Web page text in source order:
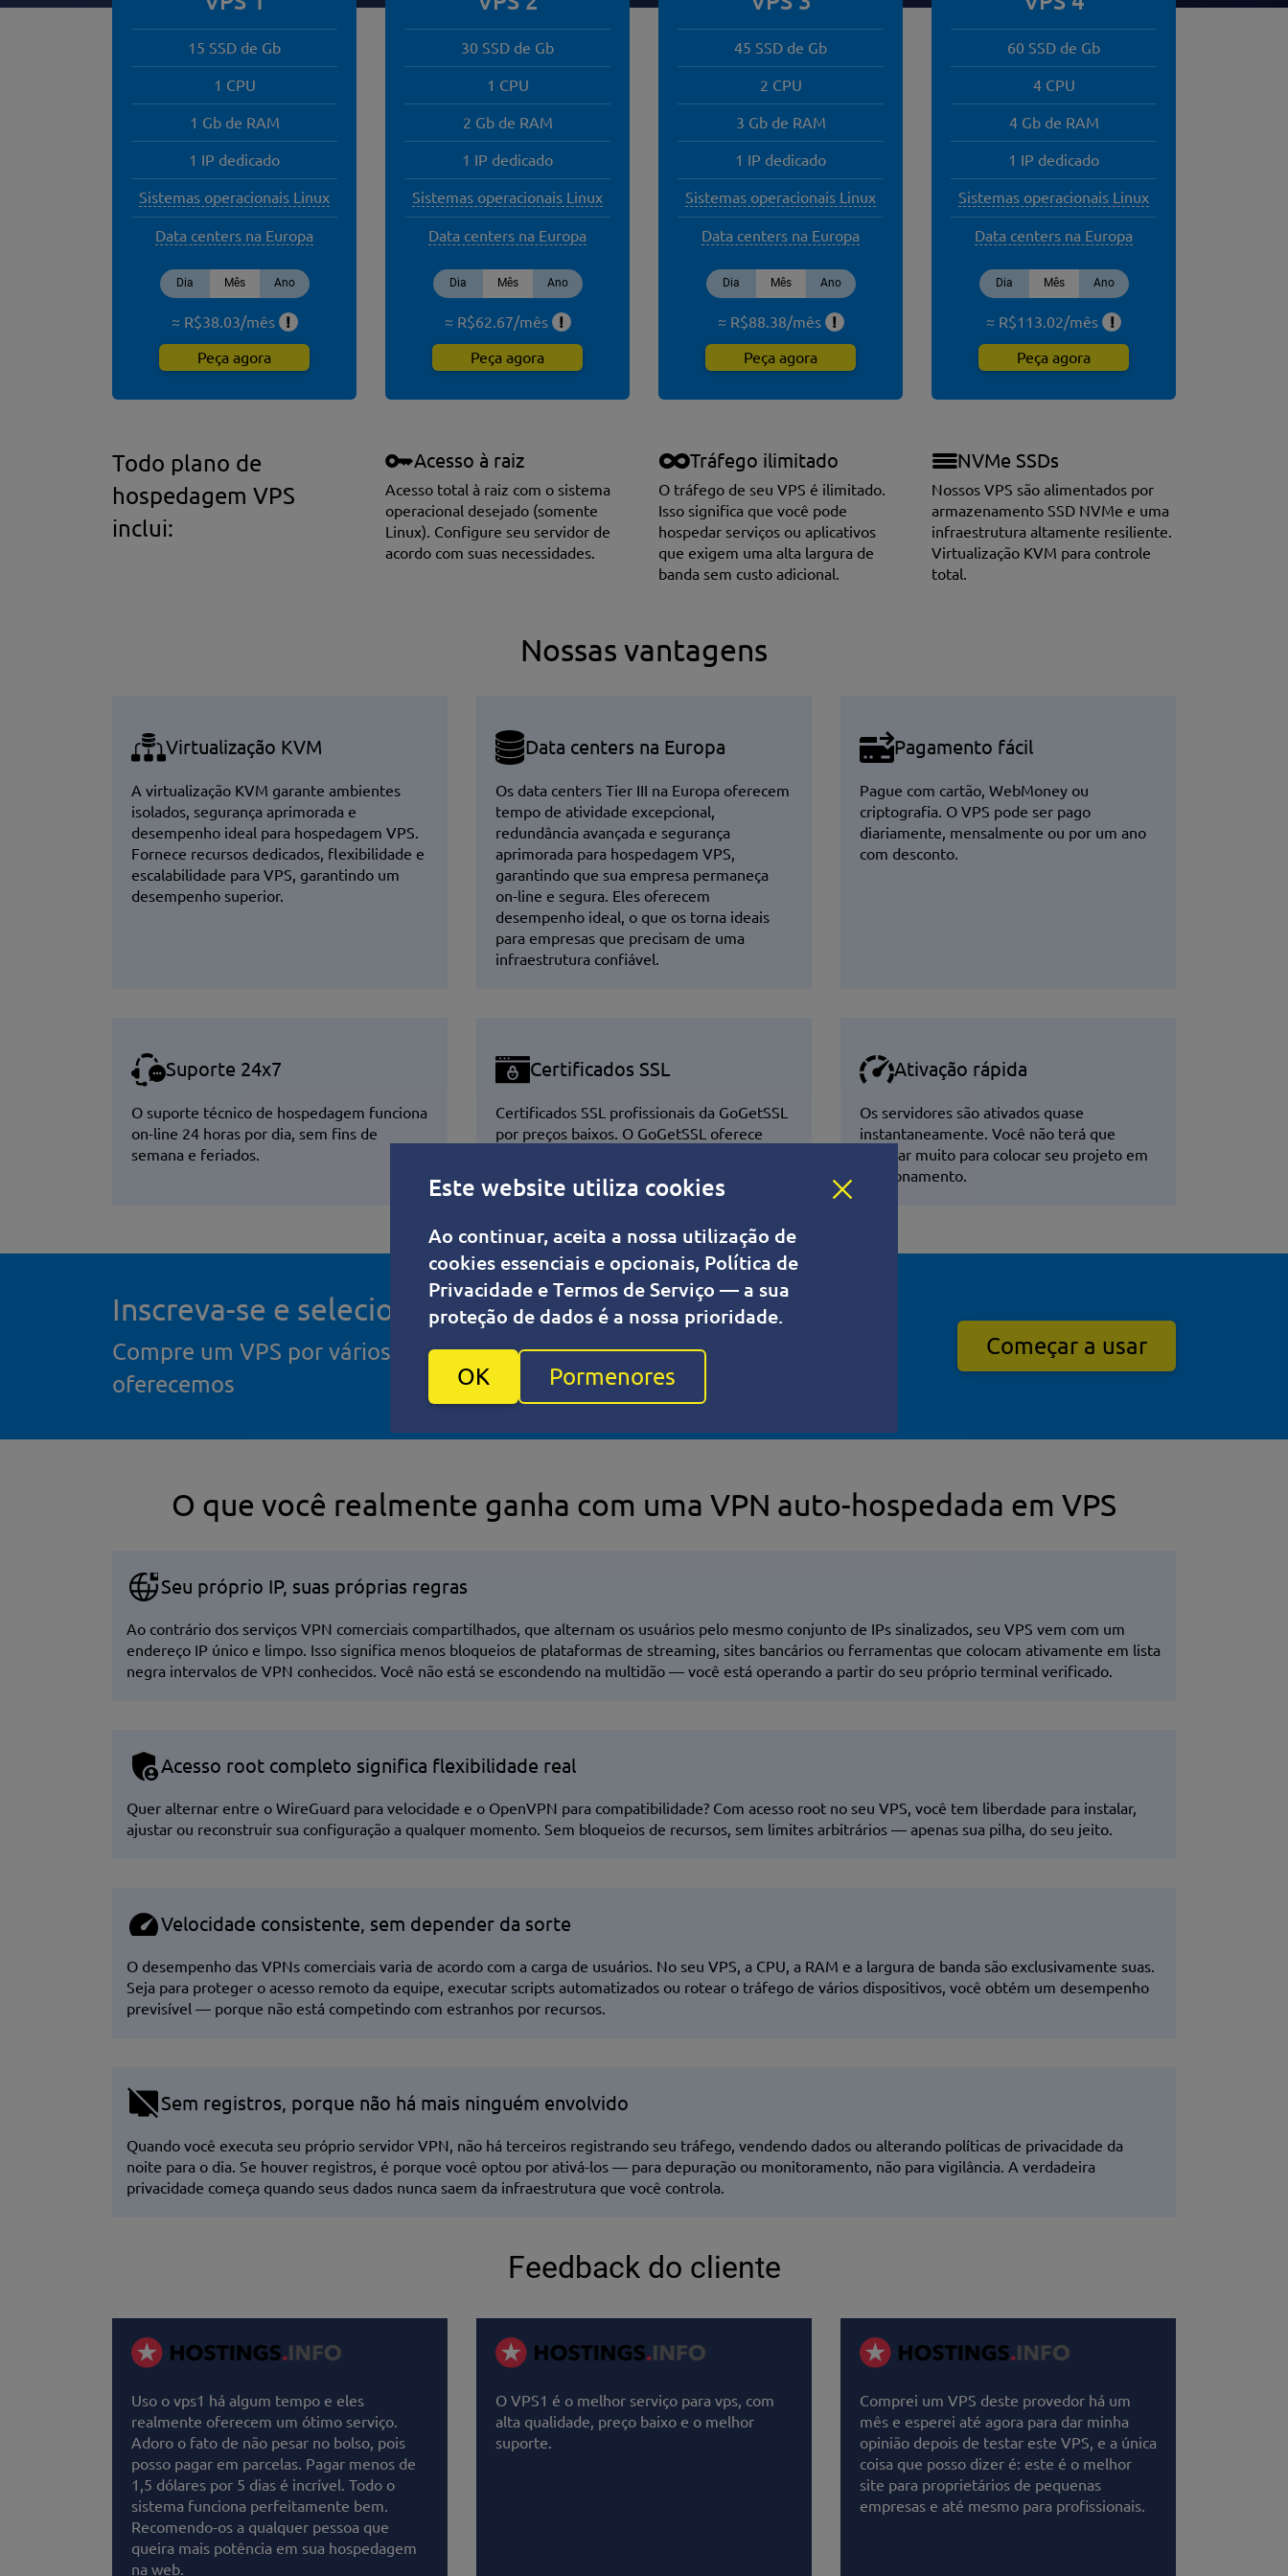
15 SSD de Gb
1 CPU
1 Gb de RAM
1 IP dedicado
Sistemas operacionais Linux
Data centers na Europa
Dia Mês Ano
≈ R$38.03/mês !
Peça agora
30 SSD de Gb
1 CPU
2 Gb de RAM
1 IP dedicado
Sistemas operacionais Linux
Data centers na Europa
Dia Mês Ano
≈ R$62.67/mês !
Peça agora
45 SSD de Gb
2 CPU
3 Gb de RAM
1 IP dedicado
Sistemas operacionais Linux
Data centers na Europa
Dia Mês Ano
≈ R$88.38/mês !
Peça agora
60 SSD de Gb
4 CPU
4 Gb de RAM
1 IP dedicado
Sistemas operacionais Linux
Data centers na Europa
Dia Mês Ano
≈ R$113.02/mês !
Peça agora
Todo plano de
hospedagem VPS
inclui:
Acesso à raiz
Acesso total à raiz com o sistema
operacional desejado (somente
Linux). Сonfigure seu servidor de
acordo com suas necessidades.
Tráfego ilimitado
O tráfego de seu VPS é ilimitado.
Isso significa que você pode
hospedar serviços ou aplicativos
que exigem uma alta largura de
banda sem custo adicional.
NVMe SSDs
Nossos VPS são alimentados por
armazenamento SSD NVMe e uma
infraestrutura altamente resiliente.
Virtualização KVM para controle
total.
Nossas vantagens
Virtualização KVM
A virtualização KVM garante ambientes
isolados, segurança aprimorada e
desempenho ideal para hospedagem VPS.
Fornece recursos dedicados, flexibilidade e
escalabilidade para VPS, garantindo um
desempenho superior.
Data centers na Europa
Os data centers Tier III na Europa oferecem
tempo de atividade excepcional,
redundância avançada e segurança
aprimorada para hospedagem VPS,
garantindo que sua empresa permaneça
on-line e segura. Eles oferecem
desempenho ideal, o que os torna ideais
para empresas que precisam de uma
infraestrutura confiável.
Pagamento fácil
Pague com cartão, WebMoney ou
criptografia. O VPS pode ser pago
diariamente, mensalmente ou por um ano
com desconto.
Suporte 24x7
O suporte técnico de hospedagem funciona
on-line 24 horas por dia, sem fins de
semana e feriados.
Certificados SSL
Certificados SSL profissionais da GoGetSSL
por preços baixos. O GoGetSSL oferece
os seus domínios.
Ativação rápida
Os servidores são ativados quase
instantaneamente. Você não terá que
esperar muito para colocar seu projeto em
funcionamento.
Inscreva-se e selecione seu plano VPS!
Compre um VPS por vários dias e conheça a qualidade dos serviços que
oferecemos
Começar a usar
O que você realmente ganha com uma VPN auto-hospedada em VPS
Seu próprio IP, suas próprias regras
Ao contrário dos serviços VPN comerciais compartilhados, que alternam os usuários pelo mesmo conjunto de IPs sinalizados, seu VPS vem com um
endereço IP único e limpo. Isso significa menos bloqueios de plataformas de streaming, sites bancários ou ferramentas que colocam ativamente em lista
negra intervalos de VPN conhecidos. Você não está se escondendo na multidão — você está operando a partir do seu próprio terminal verificado.
Acesso root completo significa flexibilidade real
Quer alternar entre o WireGuard para velocidade e o OpenVPN para compatibilidade? Com acesso root no seu VPS, você tem liberdade para instalar,
ajustar ou reconstruir sua configuração a qualquer momento. Sem bloqueios de recursos, sem limites arbitrários — apenas sua pilha, do seu jeito.
Velocidade consistente, sem depender da sorte
O desempenho das VPNs comerciais varia de acordo com a carga de usuários. No seu VPS, a CPU, a RAM e a largura de banda são exclusivamente suas.
Seja para proteger o acesso remoto da equipe, executar scripts automatizados ou rotear o tráfego de vários dispositivos, você obtém um desempenho
previsível — porque não está competindo com estranhos por recursos.
Sem registros, porque não há mais ninguém envolvido
Quando você executa seu próprio servidor VPN, não há terceiros registrando seu tráfego, vendendo dados ou alterando políticas de privacidade da
noite para o dia. Se houver registros, é porque você optou por ativá-los — para depuração ou monitoramento, não para vigilância. A verdadeira
privacidade começa quando seus dados nunca saem da infraestrutura que você controla.
Feedback do cliente
Uso o vps1 há algum tempo e eles
realmente oferecem um ótimo serviço.
Adoro o fato de não pesar no bolso, pois
posso pagar em parcelas. Pagar menos de
1,5 dólares por 5 dias é incrível. Todo o
sistema funciona perfeitamente bem.
Recomendo-os a qualquer pessoa que
queira mais potência em sua hospedagem
na web.
O VPS1 é o melhor serviço para vps, com
alta qualidade, preço baixo e o melhor
suporte.
Comprei um VPS deste provedor há um
mês e esperei até agora para dar minha
opinião depois de testar este VPS, e a única
coisa que posso dizer é: este é o melhor
site para proprietários de pequenas
empresas e até mesmo para profissionais.
Este website utiliza cookies
Ao continuar, aceita a nossa utilização de
cookies essenciais e opcionais, Política de
Privacidade e Termos de Serviço — a sua
proteção de dados é a nossa prioridade.
OK Pormenores